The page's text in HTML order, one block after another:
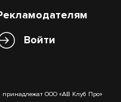
Войти
ООО «АВ Клуб Про»